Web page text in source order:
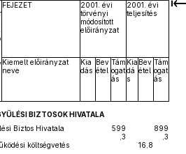
FEJEZET
2001. évi
törvényi
módosított
előirányzat
2001. évi
teljesítés
Kiemelt előirányzat
neve
Kia
dás
Bev
étel
Tám
ogat
ás
Kia
dá
s
Bev
étel
Tám
ogat
ás
BIZTOSOK HIVATALA
Biztos Hivatala
599
,3
899
,3
költségvetés
16,8